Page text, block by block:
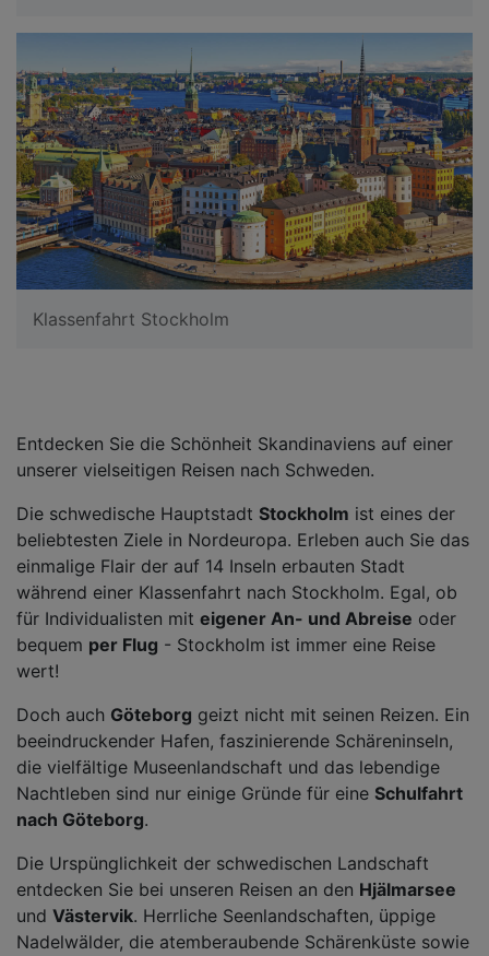
Klassenfahrt Stockholm
Entdecken Sie die Schönheit Skandinaviens auf einer
unserer vielseitigen Reisen nach Schweden.
Die schwedische Hauptstadt Stockholm ist eines der
beliebtesten Ziele in Nordeuropa. Erleben auch Sie das
einmalige Flair der auf 14 Inseln erbauten Stadt
während einer Klassenfahrt nach Stockholm. Egal, ob
für Individualisten mit eigener An- und Abreise oder
bequem per Flug - Stockholm ist immer eine Reise
wert!
Doch auch Göteborg geizt nicht mit seinen Reizen. Ein
beeindruckender Hafen, faszinierende Schäreninseln,
die vielfältige Museenlandschaft und das lebendige
Nachtleben sind nur einige Gründe für eine Schulfahrt
nach Göteborg.
Die Urspünglichkeit der schwedischen Landschaft
entdecken Sie bei unseren Reisen an den Hjälmarsee
und Västervik. Herrliche Seenlandschaften, üppige
Nadelwälder, die atemberaubende Schärenküste sowie